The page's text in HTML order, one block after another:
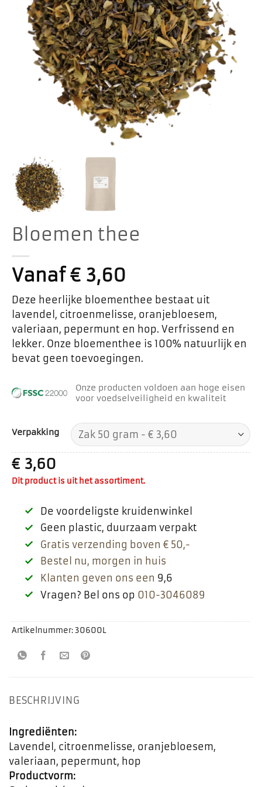
Bloemen thee
Vanaf€3,60
Deze heerlijke bloementhee bestaat uit
lavendel, citroenmelisse, oranjebloesem,
valeriaan, pepermunt en hop. Verfrissend en
lekker. Onze bloementhee is 100% natuurlijk en
bevat geen toevoegingen.
Onze producten voldoen aan hoge eisen
voor voedselveiligheid en kwaliteit
Verpakking
€3,60
Dit product is uit het assortiment.
De voordeligste kruidenwinkel
Geen plastic, duurzaam verpakt
Gratis verzending boven € 50,-
Bestel nu, morgen in huis
Klanten geven ons een 9,6
Vragen? Bel ons op 010-3046089
Artikelnummer:30600L
BESCHRIJVING
Ingrediënten:
Lavendel, citroenmelisse, oranjebloesem,
valeriaan, pepermunt, hop
Productvorm: